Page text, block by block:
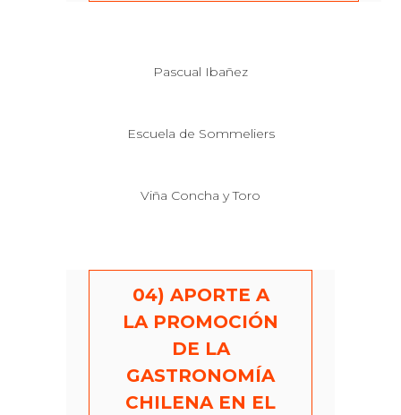
Pascual Ibañez
Escuela de Sommeliers
Viña Concha y Toro
04) APORTE A
LA PROMOCIÓN
DE LA
GASTRONOMÍA
CHILENA EN EL